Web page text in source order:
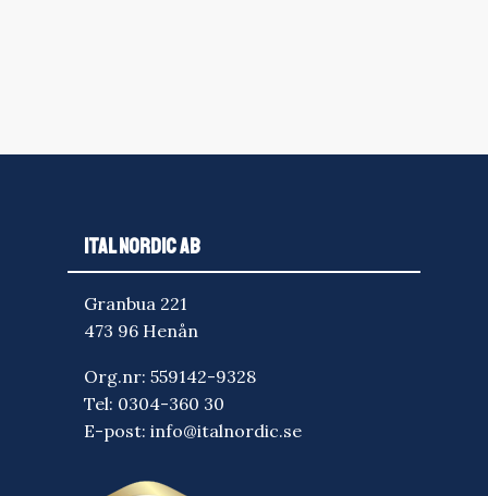
ITAL NORDIC AB
Granbua 221
473 96 Henån
Org.nr: 559142-9328
Tel: 0304-360 30
E-post: info@italnordic.se